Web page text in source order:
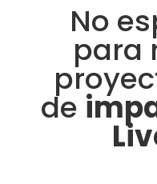
No
para
de